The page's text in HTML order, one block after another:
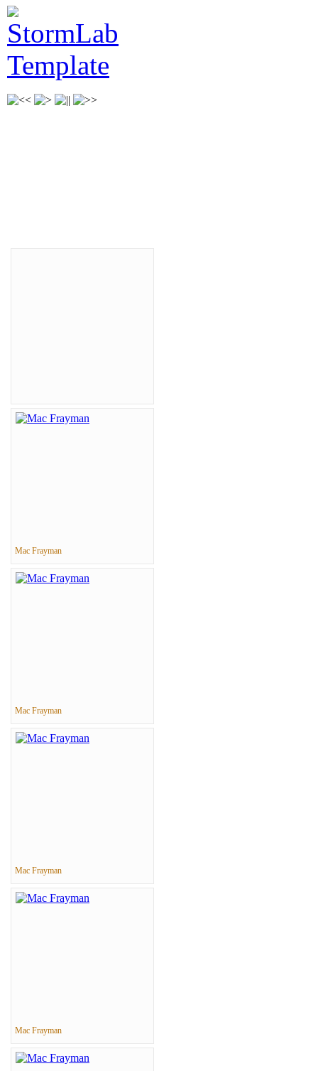
Mac Frayman
Mac Frayman
Mac Frayman
Mac Frayman